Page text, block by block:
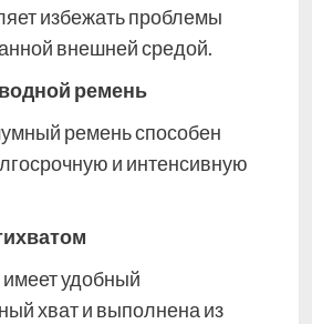
избежать проблемы
внешней средой.
ремень
ремень способен
и интенсивную
удобный
хват и выполнена из